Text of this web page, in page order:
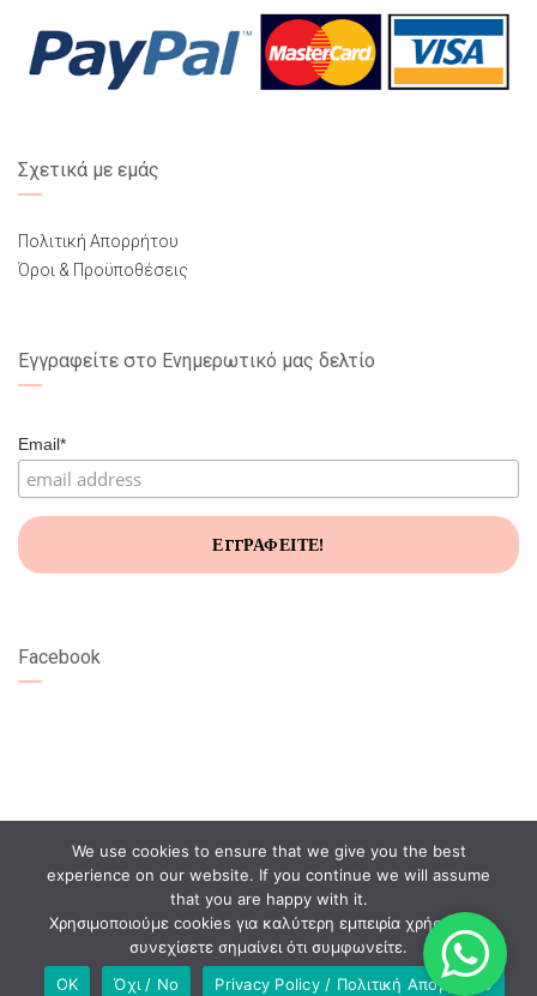
Σχετικά με εμάς
Πολιτική Απορρήτου
Όροι & Προϋποθέσεις
Εγγραφείτε στο Ενημερωτικό μας δελτίο
Email*
Facebook
We use cookies to ensure that we give you the best
experience on our website. If you continue we will assume
that you are happy with it.
Χρησιμοποιούμε cookies για καλύτερη εμπειρία χρήστη. Αν
συνεχίσετε σημαίνει ότι συμφωνείτε.
OK
Όχι / No Privacy Policy / Πολιτική Απορρήτου